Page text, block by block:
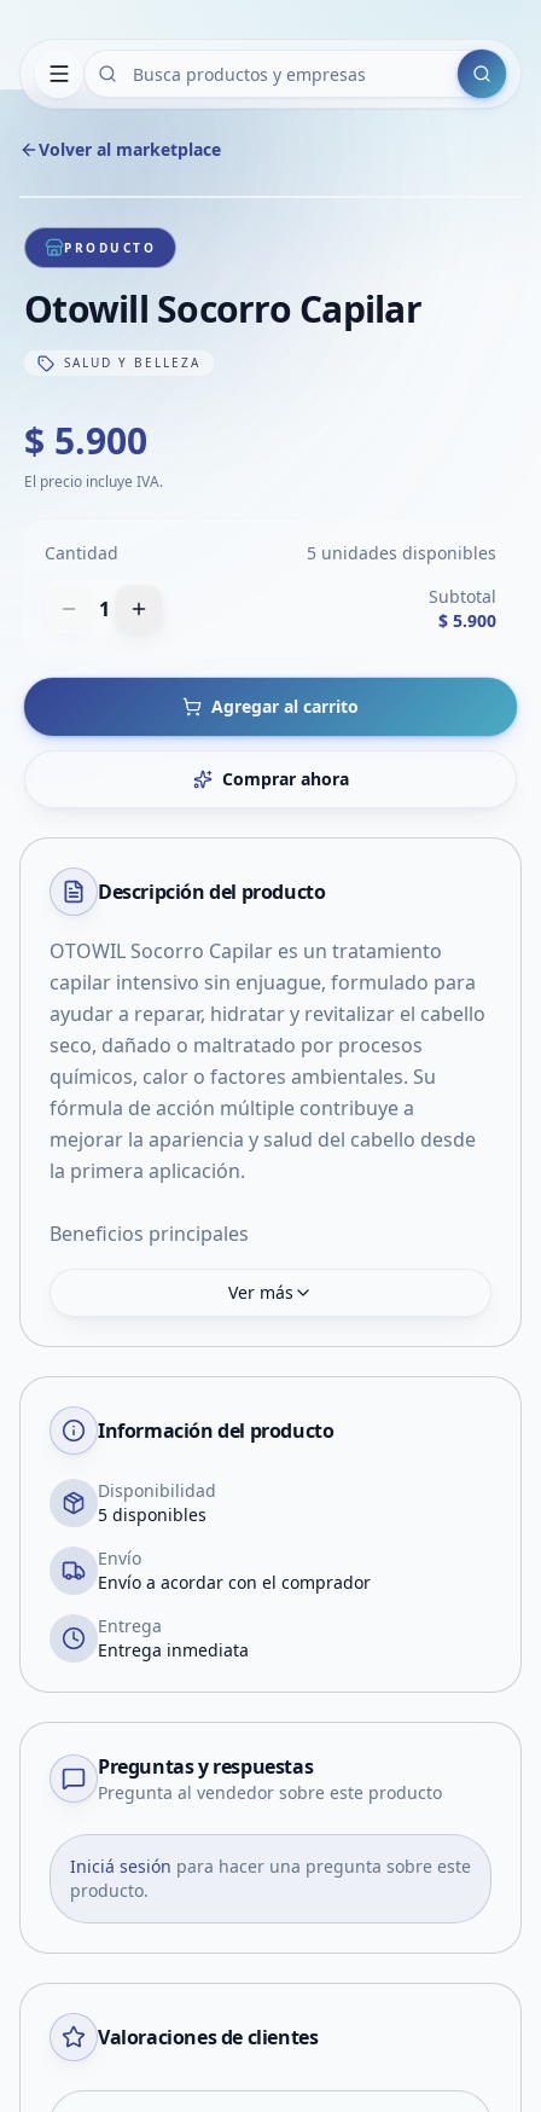
Buscar
Volver al marketplace
1/1
PRODUCTO
Otowill Socorro Capilar
SALUD Y BELLEZA
$ 5.900
El precio incluye IVA.
Cantidad 5 unidades disponibles
1
Subtotal
$ 5.900
Agregar al carrito
Comprar ahora
Descripción del producto
OTOWIL Socorro Capilar es un tratamiento
capilar intensivo sin enjuague, formulado para
ayudar a reparar, hidratar y revitalizar el cabello
seco, dañado o maltratado por procesos
químicos, calor o factores ambientales. Su
fórmula de acción múltiple contribuye a
mejorar la apariencia y salud del cabello desde
la primera aplicación.
Beneficios principales
Ver más
Información del producto
Disponibilidad
5 disponibles
Envío
Envío a acordar con el comprador
Entrega
Entrega inmediata
Preguntas y respuestas
Pregunta al vendedor sobre este producto
Iniciá sesión para hacer una pregunta sobre este
producto.
Valoraciones de clientes